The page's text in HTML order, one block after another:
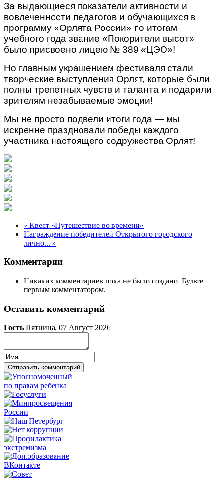
За выдающиеся показатели активности и
вовлеченности педагогов и обучающихся в
программу «Орлята России» по итогам
учебного года звание «Покорители высот»
было присвоено лицею № 389 «ЦЭО»!
Но главным украшением фестиваля стали
творческие выступления Орлят, которые были
полны трепетных чувств и таланта и подарили
зрителям незабываемые эмоции!
Мы не просто подвели итоги года — мы
искренне праздновали победы каждого
участника настоящего содружества Орлят!
« Квест «Путешествие во времени»
Награждение победителей Открытого городского
лично... »
Комментарии
Никаких комментариев пока не было создано. Будьте
первым комментатором.
Оставить комментарий
Гость Пятница, 07 Август 2026